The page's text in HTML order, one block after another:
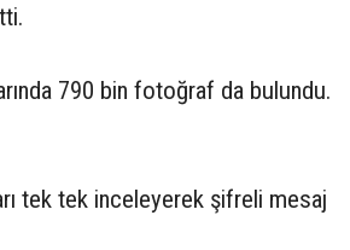
790 bin fotoğraf da bulundu.
tek tek inceleyerek şifreli mesaj